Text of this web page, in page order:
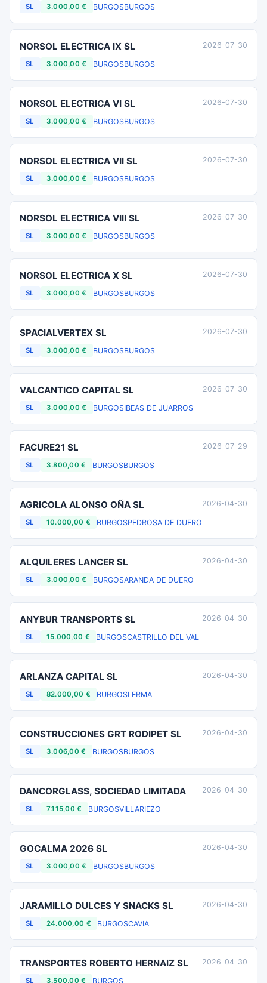
SL 3.000,00 € BURGOSBURGOS
NORSOL ELECTRICA IX SL
SL 3.000,00 € BURGOSBURGOS
2026-07-30
NORSOL ELECTRICA VI SL
SL 3.000,00 € BURGOSBURGOS
2026-07-30
NORSOL ELECTRICA VII SL
SL 3.000,00 € BURGOSBURGOS
2026-07-30
NORSOL ELECTRICA VIII SL
SL 3.000,00 € BURGOSBURGOS
2026-07-30
NORSOL ELECTRICA X SL
SL 3.000,00 € BURGOSBURGOS
2026-07-30
SPACIALVERTEX SL
SL 3.000,00 € BURGOSBURGOS
2026-07-30
VALCANTICO CAPITAL SL
SL 3.000,00 € BURGOSIBEAS DE JUARROS
2026-07-30
FACURE21 SL
SL 3.800,00 € BURGOSBURGOS
2026-07-29
AGRICOLA ALONSO OÑA SL
SL 10.000,00 € BURGOSPEDROSA DE DUERO
2026-04-30
ALQUILERES LANCER SL
SL 3.000,00 € BURGOSARANDA DE DUERO
2026-04-30
ANYBUR TRANSPORTS SL
SL 15.000,00 € BURGOSCASTRILLO DEL VAL
2026-04-30
ARLANZA CAPITAL SL
SL 82.000,00 € BURGOSLERMA
2026-04-30
CONSTRUCCIONES GRT RODIPET SL
SL 3.006,00 € BURGOSBURGOS
2026-04-30
DANCORGLASS, SOCIEDAD LIMITADA
SL 7.115,00 € BURGOSVILLARIEZO
2026-04-30
GOCALMA 2026 SL
SL 3.000,00 € BURGOSBURGOS
2026-04-30
JARAMILLO DULCES Y SNACKS SL
SL 24.000,00 € BURGOSCAVIA
2026-04-30
TRANSPORTES ROBERTO HERNAIZ SL
SL 3.500,00 € BURGOS
2026-04-30